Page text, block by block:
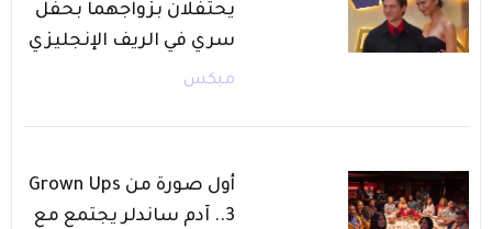
يحتفلان بزواجهما بحفل
سري في الريف الإنجليزي
ميكس
أول صورة من Grown Ups
3.. آدم ساندلر يجتمع مع